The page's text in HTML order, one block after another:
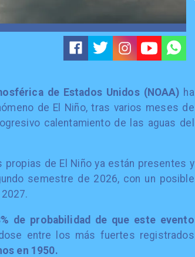
de Estados Unidos (NOAA) ha
de El Niño, tras varios meses de
calentamiento de las aguas del
de El Niño ya están presentes y
semestre de 2026, con un posible
de probabilidad de que este evento
entre los más fuertes registrados
en 1950.